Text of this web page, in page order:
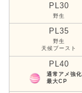
PL30
野生
PL35
野生
天候ブースト
PL40
通常アメ強化
最大CP